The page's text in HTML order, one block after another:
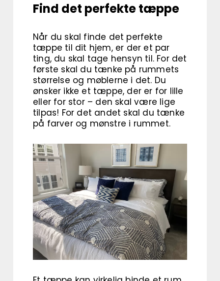
Find det perfekte tæppe
Når du skal finde det perfekte
tæppe til dit hjem, er der et par
ting, du skal tage hensyn til. For det
første skal du tænke på rummets
størrelse og møblerne i det. Du
ønsker ikke et tæppe, der er for lille
eller for stor – den skal være lige
tilpas! For det andet skal du tænke
på farver og mønstre i rummet.